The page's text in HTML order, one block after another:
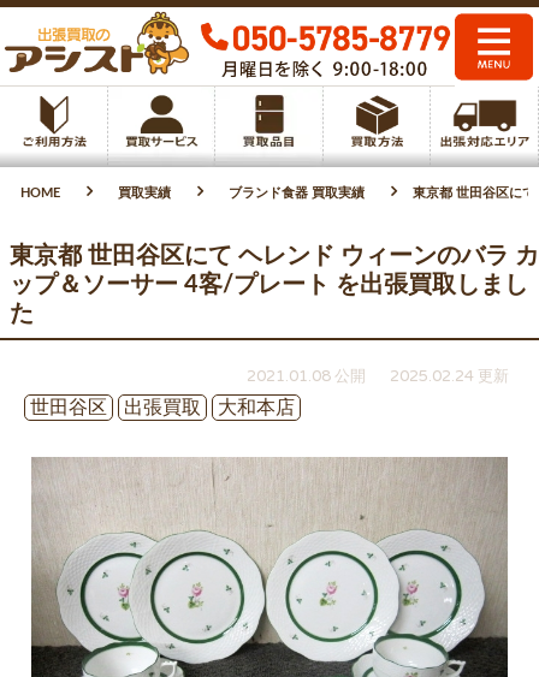
HOME 買取実績 ブランド食器 買取実績 東京都 世田谷区に
東京都 世田谷区にて ヘレンド ウィーンのバラ カ
ップ＆ソーサー 4客/プレート を出張買取しまし
た
2021.01.08 公開
2025.02.24 更新
世田谷区
出張買取 大和本店